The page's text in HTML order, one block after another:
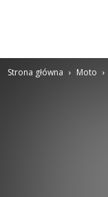
Strona główna Moto